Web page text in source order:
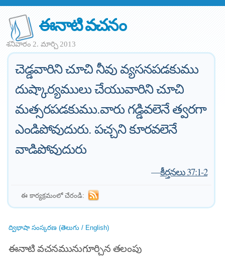
ఈనాటి వచనం
శనివారం 2. మార్చి 2013
చెడ్డవారిని చూచి నీవు వ్యసనపడకుము
దుష్కార్యములు చేయువారిని చూచి
మత్సరపడకుము.వారు గడ్డివలెనే త్వరగా
ఎండిపోవుదురు. పచ్చని కూరవలెనే
వాడిపోవుదురు
—కీర్తనలు 37:1-2
ఈ కార్యక్రమంలో చేరండి:
ద్విభాషా సంస్కరణ (తెలుగు / English)
ఈనాటి వచనమునుగూర్చిన తలంపు